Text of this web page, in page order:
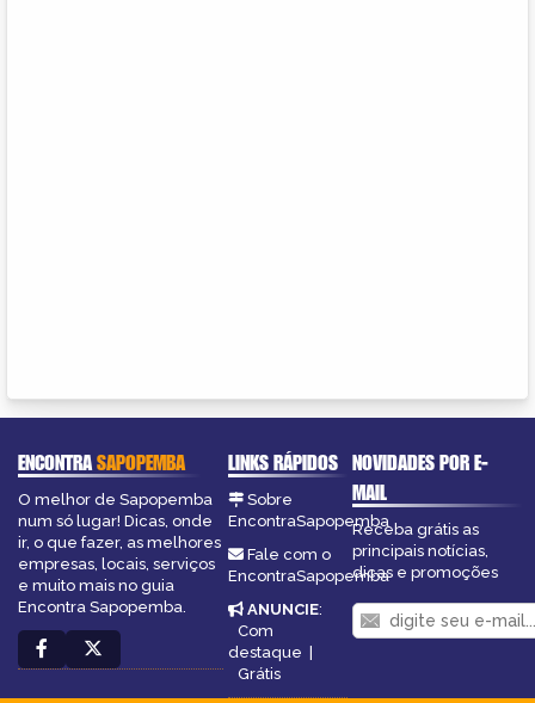
ENCONTRASAPOPEMBA
O melhor de Sapopemba
num só lugar! Dicas, onde
ir, o que fazer, as melhores
empresas, locais, serviços
e muito mais no guia
Encontra Sapopemba.
LINKS RÁPIDOS
Sobre
EncontraSapopemba
Fale com o
EncontraSapopemba
ANUNCIE:
Com
destaque |
Grátis
NOVIDADES POR E-
MAIL
Receba grátis as
principais notícias,
dicas e promoções